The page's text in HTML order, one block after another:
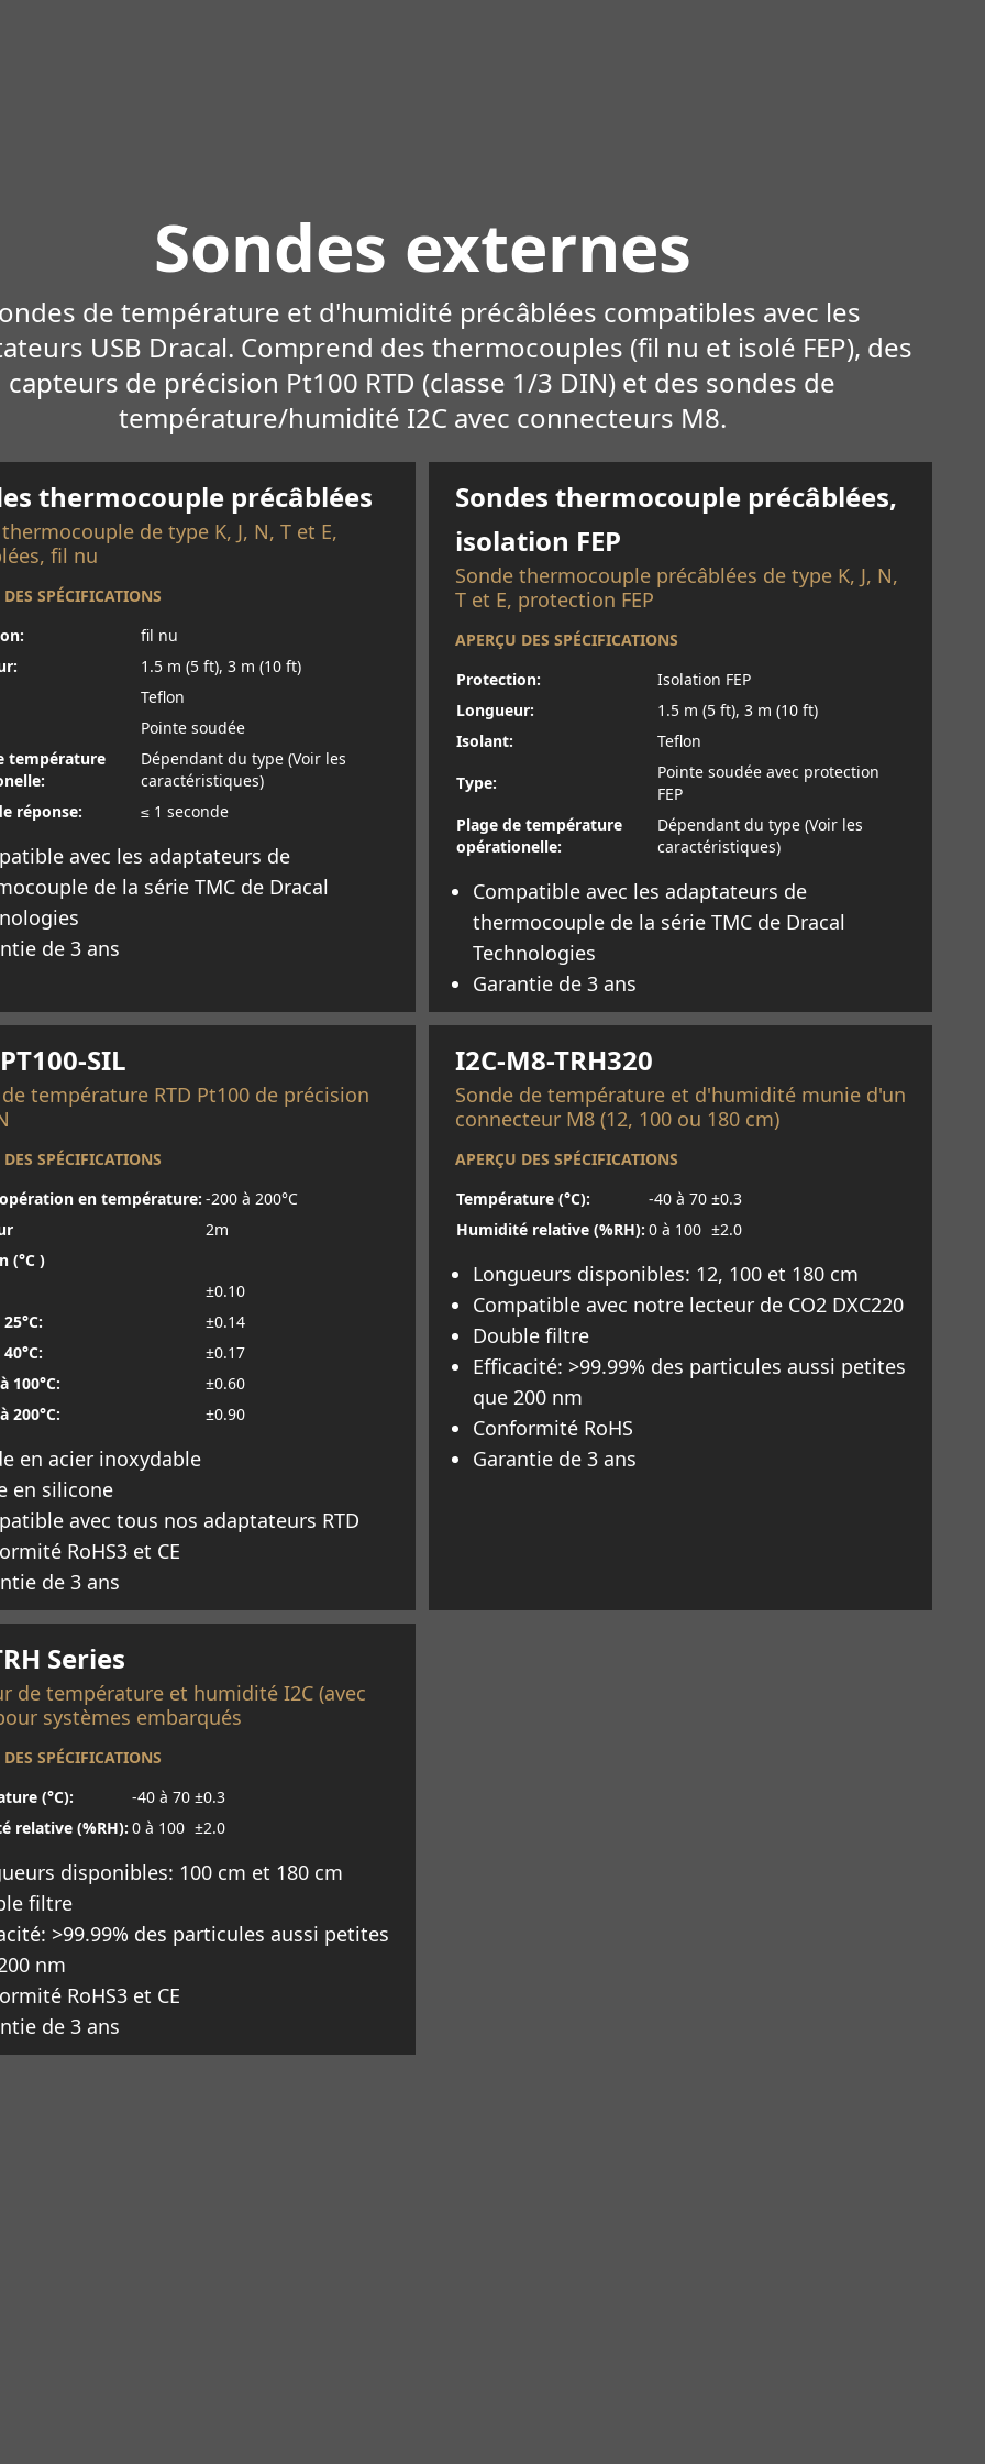
Sondes externes
de température et d'humidité précâblées compatibles avec les
USB Dracal. Comprend des thermocouples (fil nu et isolé FEP), des
capteurs de précision Pt100 RTD (classe 1/3 DIN) et des sondes de
température/humidité I2C avec connecteurs M8.
thermocouple précâblées
de type K, J, N, T et E,
fil nu
SPÉCIFICATIONS
fil nu
1.5 m (5 ft), 3 m (10 ft)
Teflon
Pointe soudée
température
Dépendant du type (Voir les
caractéristiques)
réponse:
≤ 1 seconde
avec les adaptateurs de
de la série TMC de Dracal
de 3 ans
En savoir plus
Sondes thermocouple précâblées,
isolation FEP
Sonde thermocouple précâblées de type K, J, N,
T et E, protection FEP
APERÇU DES SPÉCIFICATIONS
Protection:
Isolation FEP
Longueur:
1.5 m (5 ft), 3 m (10 ft)
Isolant:
Teflon
Type:
Pointe soudée avec protection
FEP
Plage de température
opérationelle:
Dépendant du type (Voir les
caractéristiques)
Compatible avec les adaptateurs de
thermocouple de la série TMC de Dracal
Technologies
Garantie de 3 ans
SIL
température RTD Pt100 de précision
SPÉCIFICATIONS
en température: -200 à 200°C
2m
(°C )
±0.10
±0.14
±0.17
100°C:
±0.60
200°C:
±0.90
en acier inoxydable
en silicone
avec tous nos adaptateurs RTD
RoHS3 et CE
de 3 ans
En savoir plus
I2C-M8-TRH320
Sonde de température et d'humidité munie d'un
connecteur M8 (12, 100 ou 180 cm)
APERÇU DES SPÉCIFICATIONS
Température (°C):
-40 à 70 ±0.3
Humidité relative (%RH): 0 à 100 ±2.0
Longueurs disponibles: 12, 100 et 180 cm
Compatible avec notre lecteur de CO2 DXC220
Double filtre
Efficacité: >99.99% des particules aussi petites
que 200 nm
Conformité RoHS
Garantie de 3 ans
plus
Series
de température et humidité I2C (avec
systèmes embarqués
SPÉCIFICATIONS
(°C):
-40 à 70 ±0.3
relative (%RH): 0 à 100 ±2.0
disponibles: 100 cm et 180 cm
filtre
>99.99% des particules aussi petites
nm
RoHS3 et CE
de 3 ans